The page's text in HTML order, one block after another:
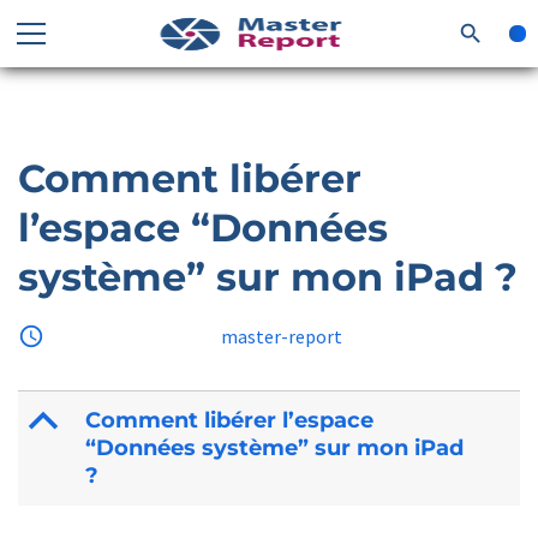
search
Comment libérer
l’espace “Données
système” sur mon iPad ?
access_time master-report
B
Comment libérer l’espace
“Données système” sur mon iPad
?